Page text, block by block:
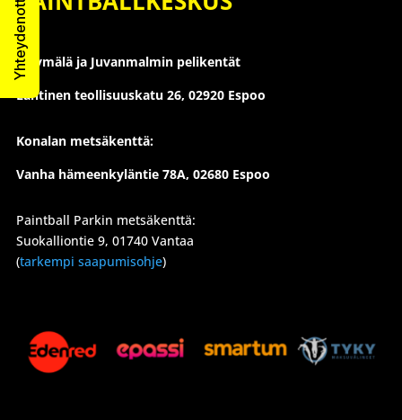
Myymälä ja Juvanmalmin pelikentät
Läntinen teollisuuskatu 26, 02920 Espoo
Konalan metsäkenttä:
Vanha hämeenkyläntie 78A, 02680 Espoo
Paintball Parkin metsäkenttä:
Suokalliontie 9, 01740 Vantaa
(tarkempi saapumisohje)